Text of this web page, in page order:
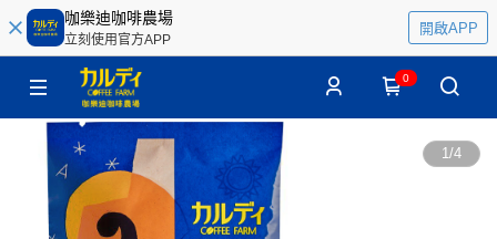
咖樂迪咖啡農場
立刻使用官方APP
開啟APP
0
1/4